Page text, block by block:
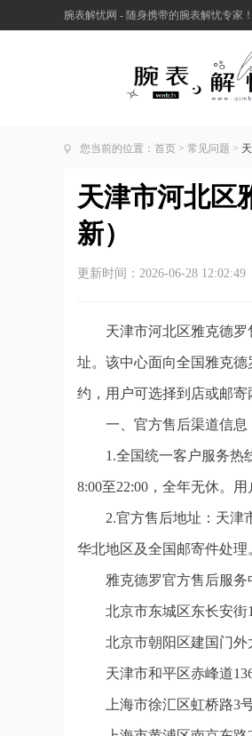
腕表解忧网 - 随身携带的腕表解忧专家！
您当前的位置： 首页 > 常见问题 >
天津市河北区
新）
更新时间：2026-06-28
天津市河北区雅克德
址。该中心面向全国雅克
约，用户可选择到店或邮寄
一、官方售后渠道信息
1.全国统一客户服务热
8:00至22:00，全年无休。
2.官方售后地址：天津
华北地区及全国邮寄件处理
雅克德罗官方售后服务
北京市东城区东长安街
北京市朝阳区建国门外
天津市和平区赤峰道
上海市徐汇区虹桥路3